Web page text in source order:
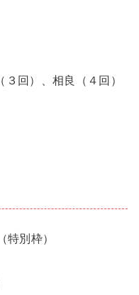
３回）、相良（４回）
別枠）